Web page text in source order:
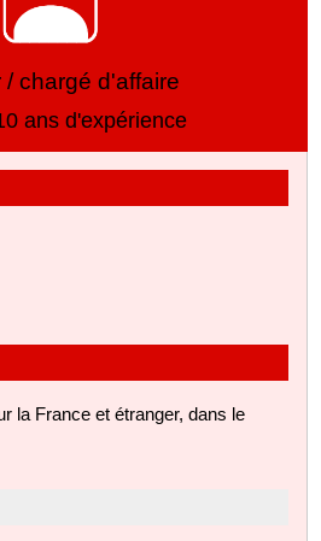
/ chargé d'affaire
ans d'expérience
la France et étranger, dans le